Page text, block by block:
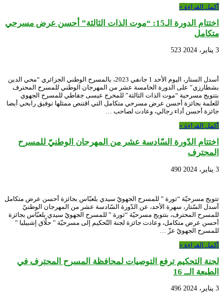
أكمل القراءة »
اختتام الدورة الـ15: “موت الذات الثالثة” أحسن عرض مسرحي
متكامل
3 يناير، 2024 523
أسدل الستار، اليوم الأحد 1 جانفي 2023، بالمسرح الوطني الجزائري “محي الدين
بشطارزي” على الدورة الخامسة عشر من المهرجان الوطني للمسرح المحترف
بتتويج مسرحية “موت الذات الثالثة” للمخرج عيسى جقاطي للمسرح الجهوي
للعلمة بجائزة أحسن عرض مسرحي متكامل التي اقتنص ممثلها توفيق رابحي أيضا
جائزة أحسن أداء رجالي، وعادت لصاحب …
أكمل القراءة »
اختتام الدّورة السّادسة عشر من المهرجان الوطنيّ للمسرح
المحترف
3 يناير، 2024 490
تتويج مسرحيّة “ثورة ” للمسرح الجهويّ سيدي بلعبّاس بجائزة أحسن عرض متكامل
أسدل السّتار، سهرة الأحد، عن الدّورة السّادسة عشر من المهرجان الوطنيّ
للمسرح المحترف، بتتويج مسرحيّة “ثورة ” للمسرح الجهويّ سيدي بلعبّاس بجائزة
أحسن عرض متكامل، وعادت جائزة لجنة التّحكيم إلى مسرحيّة ” حلّاق إشبيليا ”
للمسرح الجهويّ عزّ …
أكمل القراءة »
لجنة التحكيم ترفع التوصيات لمحافظة المسرح المحترف في
الطبعة الــ 16
3 يناير، 2024 496